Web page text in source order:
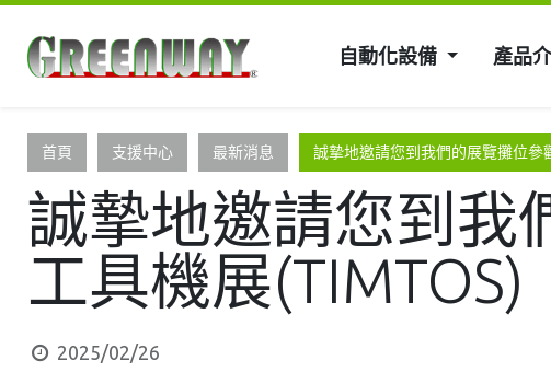
自動化設備 產品
首頁 支援中心 最新消息 誠摯地邀請您到我們的展覽攤位參
誠摯地邀請您到我
工具機展(TIMTOS)
2025/02/26